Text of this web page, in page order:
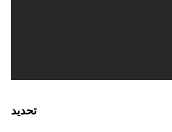
تحديد